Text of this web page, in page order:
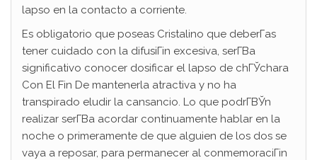
lapso en la contacto a corriente.
Es obligatorio que poseas Cristalino que deberГ­as
tener cuidado con la difusiГіn excesiva, serГ­В­a
significativo conocer dosificar el lapso de chГЎchara
Con El Fin De mantenerla atractiva y no ha
transpirado eludir la cansancio. Lo que podrГ­ВЎn
realizar serГ­В­a acordar continuamente hablar en la
noche o primeramente de que alguien de los dos se
vaya a reposar, para permanecer al conmemoraciГіn